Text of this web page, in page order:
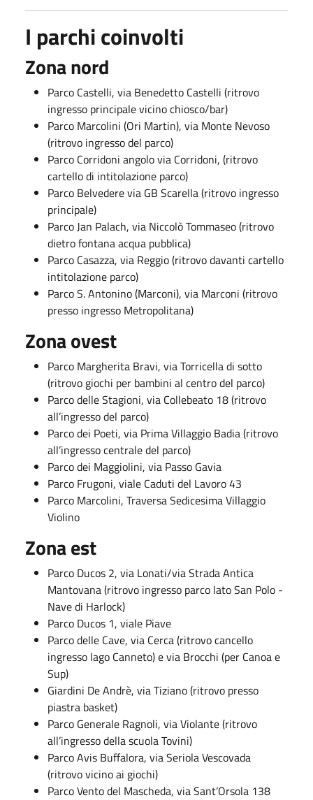
I parchi coinvolti
Zona nord
Parco Castelli, via Benedetto Castelli (ritrovo
ingresso principale vicino chiosco/bar)
Parco Marcolini (Ori Martin), via Monte Nevoso
(ritrovo ingresso del parco)
Parco Corridoni angolo via Corridoni, (ritrovo
cartello di intitolazione parco)
Parco Belvedere via GB Scarella (ritrovo ingresso
principale)
Parco Jan Palach, via Niccolò Tommaseo (ritrovo
dietro fontana acqua pubblica)
Parco Casazza, via Reggio (ritrovo davanti cartello
intitolazione parco)
Parco S. Antonino (Marconi), via Marconi (ritrovo
presso ingresso Metropolitana)
Zona ovest
Parco Margherita Bravi, via Torricella di sotto
(ritrovo giochi per bambini al centro del parco)
Parco delle Stagioni, via Collebeato 18 (ritrovo
all’ingresso del parco)
Parco dei Poeti, via Prima Villaggio Badia (ritrovo
all’ingresso centrale del parco)
Parco dei Maggiolini, via Passo Gavia
Parco Frugoni, viale Caduti del Lavoro 43
Parco Marcolini, Traversa Sedicesima Villaggio
Violino
Zona est
Parco Ducos 2, via Lonati/via Strada Antica
Mantovana (ritrovo ingresso parco lato San Polo -
Nave di Harlock)
Parco Ducos 1, viale Piave
Parco delle Cave, via Cerca (ritrovo cancello
ingresso lago Canneto) e via Brocchi (per Canoa e
Sup)
Giardini De Andrè, via Tiziano (ritrovo presso
piastra basket)
Parco Generale Ragnoli, via Violante (ritrovo
all’ingresso della scuola Tovini)
Parco Avis Buffalora, via Seriola Vescovada
(ritrovo vicino ai giochi)
Parco Vento del Mascheda, via Sant’Orsola 138